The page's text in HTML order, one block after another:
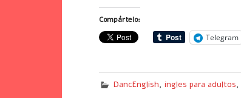
Compártelo:
Telegram
DancEnglish, ingles para adultos,